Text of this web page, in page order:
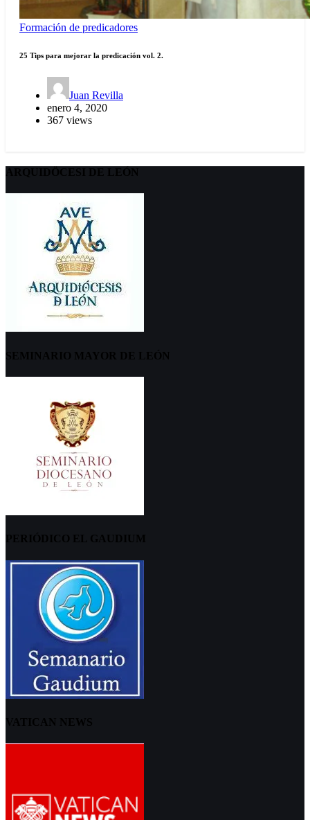
Formación de predicadores
25 Tips para mejorar la predicación vol. 2.
Juan Revilla
enero 4, 2020
367 views
ARQUIDÖCESI DE LEÓN
SEMINARIO MAYOR DE LEÓN
PERIÓDICO EL GAUDIUM
VATICAN NEWS